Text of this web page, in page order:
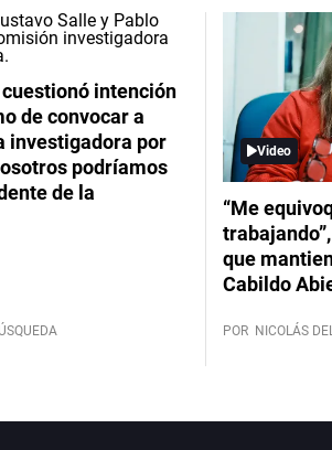
intención
de convocar a
investigadora por
podríamos
de la
Video
“Me
que
Cabildo
POR NICOLÁS